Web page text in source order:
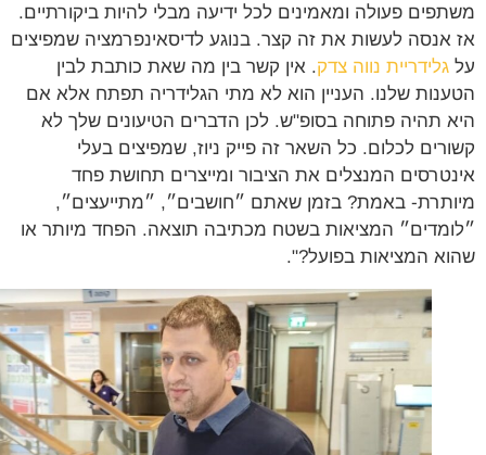
פעולה ומאמינים לכל ידיעה מבלי להיות ביקורתיים.
לעשות את זה קצר. בנוגע לדיסאינפרמציה שמפיצים
גלידריית נווה צדק . אין קשר בין מה שאת כותבת לבין
שלנו. העניין הוא לא מתי הגלידריה תפתח אלא אם
תהיה פתוחה בסופ"ש. לכן הדברים הטיעונים שלך לא
לכלום. כל השאר זה פייק ניוז, שמפיצים בעלי
המנצלים את הציבור ומייצרים תחושת פחד
באמת? בזמן שאתם ״חושבים״, ״מתייעצים״,
המציאות בשטח מכתיבה תוצאה. הפחד מיותר או
המציאות בפועל?".